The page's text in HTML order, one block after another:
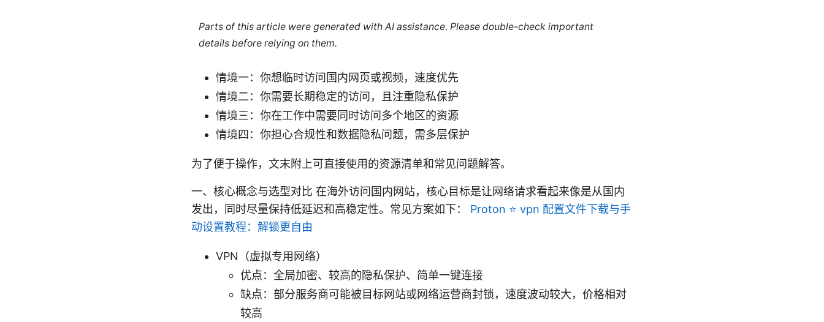
Parts of this article were generated with AI assistance. Please double-check important
details before relying on them.
情境一：你想临时访问国内网页或视频，速度优先
情境二：你需要长期稳定的访问，且注重隐私保护
情境三：你在工作中需要同时访问多个地区的资源
情境四：你担心合规性和数据隐私问题，需多层保护
为了便于操作，文末附上可直接使用的资源清单和常见问题解答。
一、核心概念与选型对比 在海外访问国内网站，核心目标是让网络请求看起来像是从国内
发出，同时尽量保持低延迟和高稳定性。常见方案如下： Proton ⭐ vpn 配置文件下载与手
动设置教程：解锁更自由
VPN（虚拟专用网络）
优点：全局加密、较高的隐私保护、简单一键连接
缺点：部分服务商可能被目标网站或网络运营商封锁，速度波动较大，价格相对
较高